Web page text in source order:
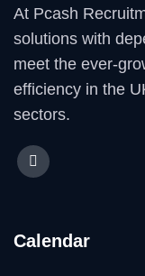
At Pcash
solutions with
meet the ever-
efficiency in the
sectors.
Calendar